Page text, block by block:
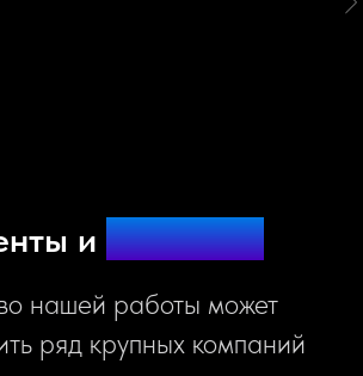
и партнёры
нашей работы может
ряд крупных компаний